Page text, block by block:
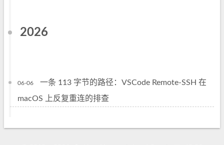
2026
06-06
一条 113 字节的路径：VSCode Remote-SSH 在
macOS 上反复重连的排查